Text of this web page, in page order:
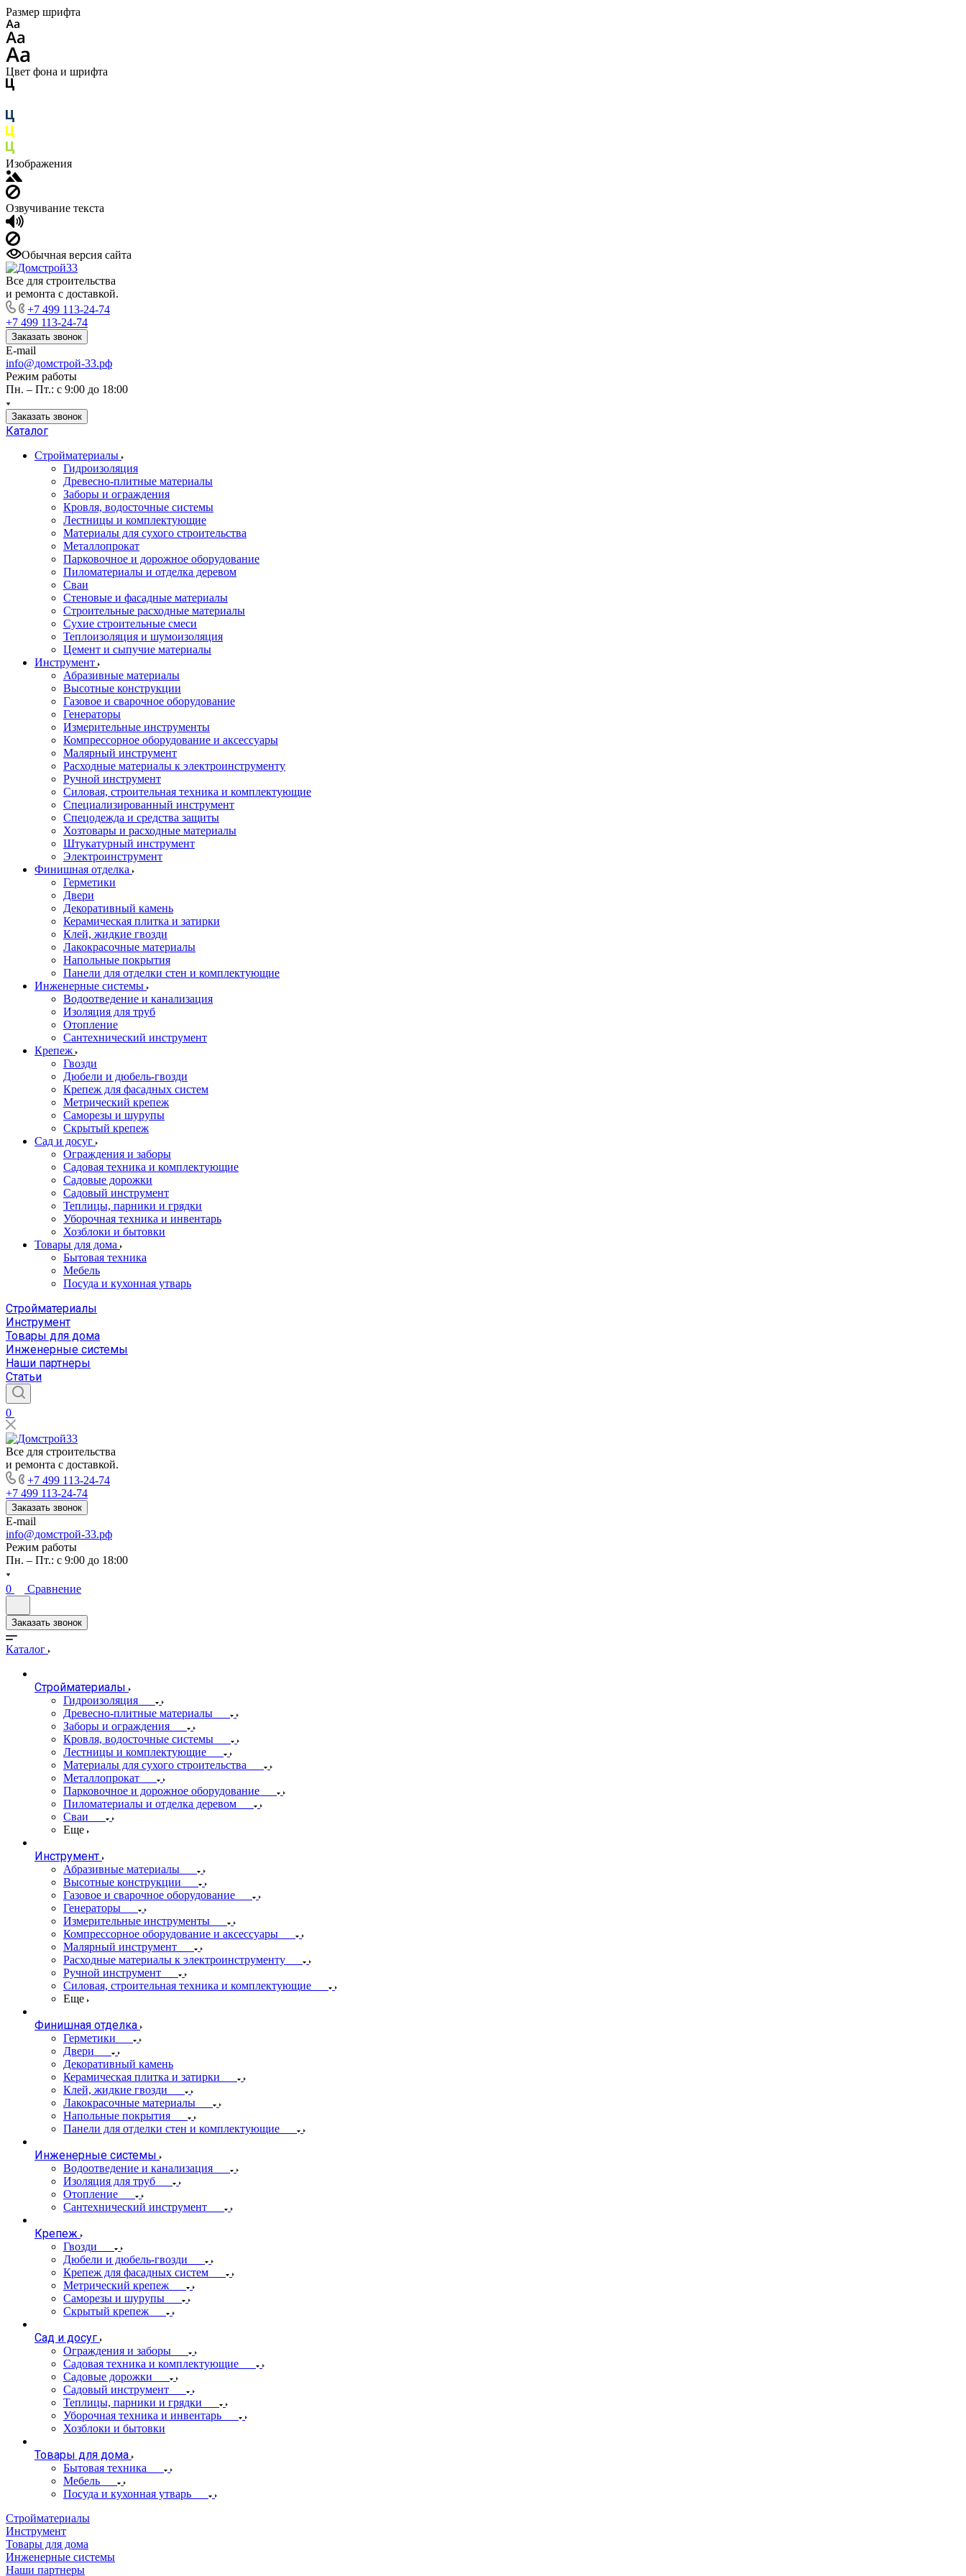
Размер шрифта
Цвет фона и шрифта
Изображения
Озвучивание текста
Обычная версия сайта
Все для строительства
и ремонта с доставкой.
+7 499 113-24-74
+7 499 113-24-74
Заказать звонок
E-mail
info@домстрой-33.рф
Режим работы
Пн. – Пт.: с 9:00 до 18:00
Заказать звонок
Каталог
Стройматериалы
Гидроизоляция
Древесно-плитные материалы
Заборы и ограждения
Кровля, водосточные системы
Лестницы и комплектующие
Материалы для сухого строительства
Металлопрокат
Парковочное и дорожное оборудование
Пиломатериалы и отделка деревом
Сваи
Стеновые и фасадные материалы
Строительные расходные материалы
Сухие строительные смеси
Теплоизоляция и шумоизоляция
Цемент и сыпучие материалы
Инструмент
Абразивные материалы
Высотные конструкции
Газовое и сварочное оборудование
Генераторы
Измерительные инструменты
Компрессорное оборудование и аксессуары
Малярный инструмент
Расходные материалы к электроинструменту
Ручной инструмент
Силовая, строительная техника и комплектующие
Специализированный инструмент
Спецодежда и средства защиты
Хозтовары и расходные материалы
Штукатурный инструмент
Электроинструмент
Финишная отделка
Герметики
Двери
Декоративный камень
Керамическая плитка и затирки
Клей, жидкие гвозди
Лакокрасочные материалы
Напольные покрытия
Панели для отделки стен и комплектующие
Инженерные системы
Водоотведение и канализация
Изоляция для труб
Отопление
Сантехнический инструмент
Крепеж
Гвозди
Дюбели и дюбель-гвозди
Крепеж для фасадных систем
Метрический крепеж
Саморезы и шурупы
Скрытый крепеж
Сад и досуг
Ограждения и заборы
Садовая техника и комплектующие
Садовые дорожки
Садовый инструмент
Теплицы, парники и грядки
Уборочная техника и инвентарь
Хозблоки и бытовки
Товары для дома
Бытовая техника
Мебель
Посуда и кухонная утварь
Стройматериалы
Инструмент
Товары для дома
Инженерные системы
Наши партнеры
Статьи
0
Все для строительства
и ремонта с доставкой.
+7 499 113-24-74
+7 499 113-24-74
Заказать звонок
E-mail
info@домстрой-33.рф
Режим работы
Пн. – Пт.: с 9:00 до 18:00
0 Сравнение
Заказать звонок
Каталог
Стройматериалы
Гидроизоляция
Древесно-плитные материалы
Заборы и ограждения
Кровля, водосточные системы
Лестницы и комплектующие
Материалы для сухого строительства
Металлопрокат
Парковочное и дорожное оборудование
Пиломатериалы и отделка деревом
Сваи
Еще
Инструмент
Абразивные материалы
Высотные конструкции
Газовое и сварочное оборудование
Генераторы
Измерительные инструменты
Компрессорное оборудование и аксессуары
Малярный инструмент
Расходные материалы к электроинструменту
Ручной инструмент
Силовая, строительная техника и комплектующие
Еще
Финишная отделка
Герметики
Двери
Декоративный камень
Керамическая плитка и затирки
Клей, жидкие гвозди
Лакокрасочные материалы
Напольные покрытия
Панели для отделки стен и комплектующие
Инженерные системы
Водоотведение и канализация
Изоляция для труб
Отопление
Сантехнический инструмент
Крепеж
Гвозди
Дюбели и дюбель-гвозди
Крепеж для фасадных систем
Метрический крепеж
Саморезы и шурупы
Скрытый крепеж
Сад и досуг
Ограждения и заборы
Садовая техника и комплектующие
Садовые дорожки
Садовый инструмент
Теплицы, парники и грядки
Уборочная техника и инвентарь
Хозблоки и бытовки
Товары для дома
Бытовая техника
Мебель
Посуда и кухонная утварь
Стройматериалы
Инструмент
Товары для дома
Инженерные системы
Наши партнеры